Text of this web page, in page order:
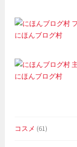
にほんブログ村
にほんブログ村
コスメ (61)